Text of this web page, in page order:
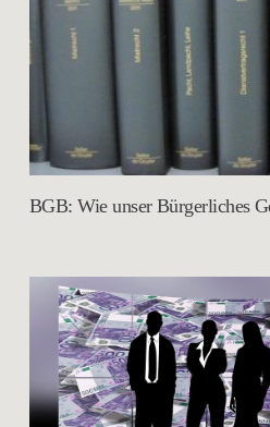
BGB: Wie unser Bürgerliches